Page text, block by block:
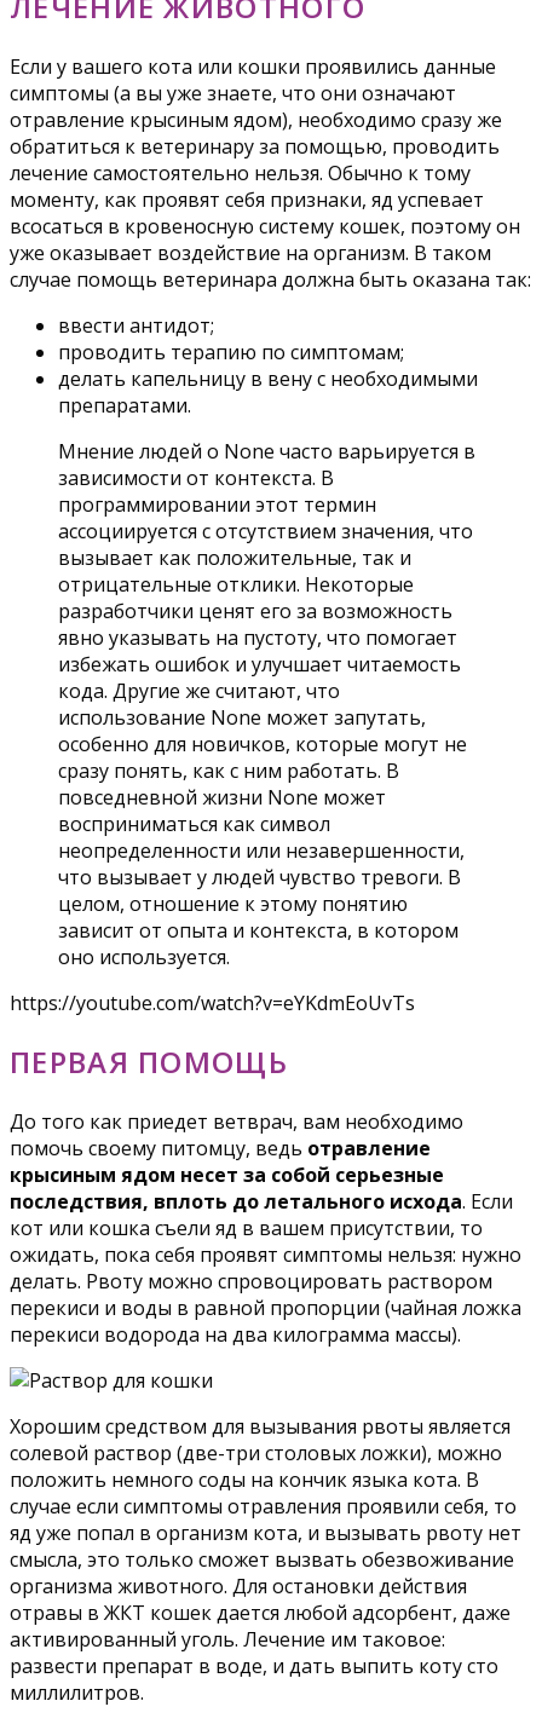
Если у вашего кота или кошки проявились данные
симптомы (а вы уже знаете, что они означают
отравление крысиным ядом), необходимо сразу же
обратиться к ветеринару за помощью, проводить
лечение самостоятельно нельзя. Обычно к тому
моменту, как проявят себя признаки, яд успевает
всосаться в кровеносную систему кошек, поэтому он
уже оказывает воздействие на организм. В таком
случае помощь ветеринара должна быть оказана так:
ввести антидот;
проводить терапию по симптомам;
делать капельницу в вену с необходимыми
препаратами.
Мнение людей о None часто варьируется в
зависимости от контекста. В
программировании этот термин
ассоциируется с отсутствием значения, что
вызывает как положительные, так и
отрицательные отклики. Некоторые
разработчики ценят его за возможность
явно указывать на пустоту, что помогает
избежать ошибок и улучшает читаемость
кода. Другие же считают, что
использование None может запутать,
особенно для новичков, которые могут не
сразу понять, как с ним работать. В
повседневной жизни None может
восприниматься как символ
неопределенности или незавершенности,
что вызывает у людей чувство тревоги. В
целом, отношение к этому понятию
зависит от опыта и контекста, в котором
оно используется.
https://youtube.com/watch?v=eYKdmEoUvTs
ПЕРВАЯ ПОМОЩЬ
До того как приедет ветврач, вам необходимо
помочь своему питомцу, ведь отравление
крысиным ядом несет за собой серьезные
последствия, вплоть до летального исхода. Если
кот или кошка съели яд в вашем присутствии, то
ожидать, пока себя проявят симптомы нельзя: нужно
делать. Рвоту можно спровоцировать раствором
перекиси и воды в равной пропорции (чайная ложка
перекиси водорода на два килограмма массы).
Хорошим средством для вызывания рвоты является
солевой раствор (две-три столовых ложки), можно
положить немного соды на кончик языка кота. В
случае если симптомы отравления проявили себя, то
яд уже попал в организм кота, и вызывать рвоту нет
смысла, это только сможет вызвать обезвоживание
организма животного. Для остановки действия
отравы в ЖКТ кошек дается любой адсорбент, даже
активированный уголь. Лечение им таковое:
развести препарат в воде, и дать выпить коту сто
миллилитров.